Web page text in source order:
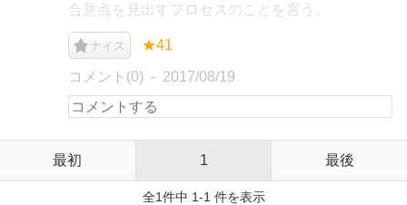
合意点を見出すプロセスのことを言う。
ナイス ★41
コメント(0) 2017/08/19
最初 1 最後
全1件中 1-1 件を表示